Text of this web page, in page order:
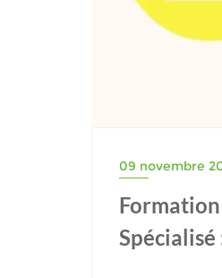
09 novembre
Spécialisé